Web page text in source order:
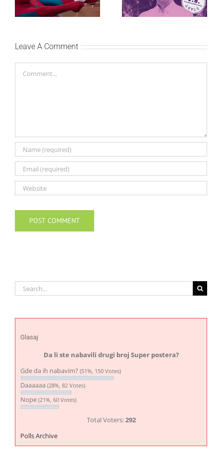
oborio rekord već prvog
vikenda
veštačku inteligenciju
primeniš u praksi
Leave A Comment
Search
for:
Glasaj
Da li ste nabavili drugi broj Super postera?
Gde da ih nabavim? (51%, 150 Votes)
Daaaaaa (28%, 82 Votes)
Nope (21%, 60 Votes)
Total Voters:292
Polls Archive